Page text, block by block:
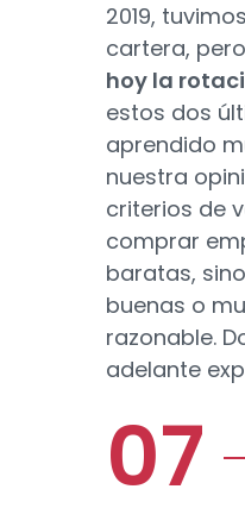
2019,
cartera, pero
hoy la
estos dos
aprendido
nuestra
criterios de
comprar
baratas,
buenas o
razonable.
adelante